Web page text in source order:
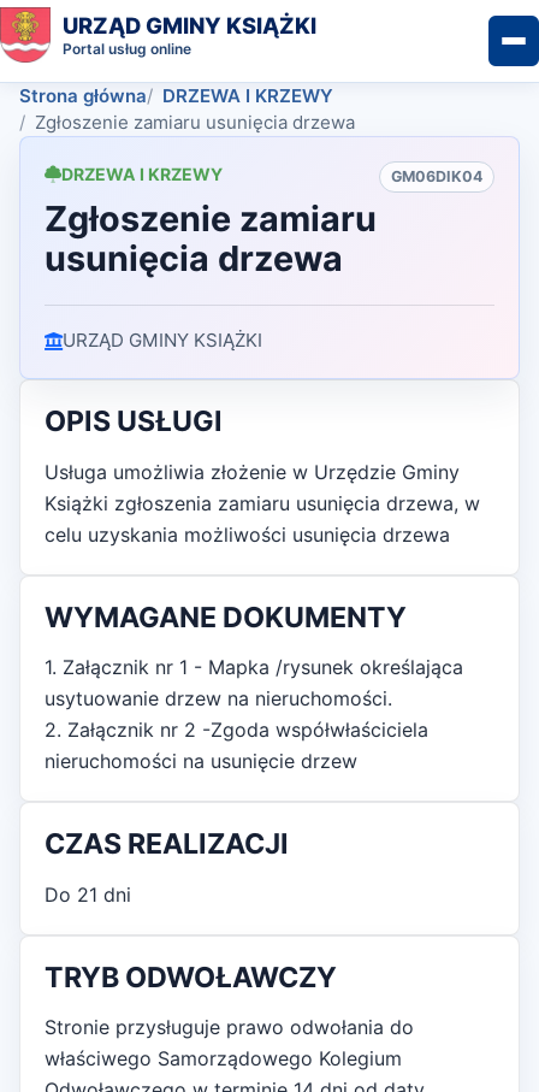
URZĄD GMINY KSIĄŻKI
Portal usług online
Strona główna
DRZEWA I KRZEWY
Zgłoszenie zamiaru usunięcia drzewa
DRZEWA I KRZEWY GM06DIK04
Zgłoszenie zamiaru
usunięcia drzewa
URZĄD GMINY KSIĄŻKI
OPIS USŁUGI
Usługa umożliwia złożenie w Urzędzie Gminy
Książki zgłoszenia zamiaru usunięcia drzewa, w
celu uzyskania możliwości usunięcia drzewa
WYMAGANE DOKUMENTY
1. Załącznik nr 1 - Mapka /rysunek określająca
usytuowanie drzew na nieruchomości.
2. Załącznik nr 2 -Zgoda współwłaściciela
nieruchomości na usunięcie drzew
CZAS REALIZACJI
Do 21 dni
TRYB ODWOŁAWCZY
Stronie przysługuje prawo odwołania do
właściwego Samorządowego Kolegium